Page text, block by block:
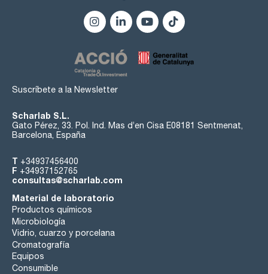
Suscríbete a la Newsletter
Scharlab S.L.
Gato Pérez, 33. Pol. Ind. Mas d’en Cisa E08181 Sentmenat,
Barcelona, España
T +34937456400
F +34937152765
consultas@scharlab.com
Material de laboratorio
Productos químicos
Microbiología
Vidrio, cuarzo y porcelana
Cromatografía
Equipos
Consumible